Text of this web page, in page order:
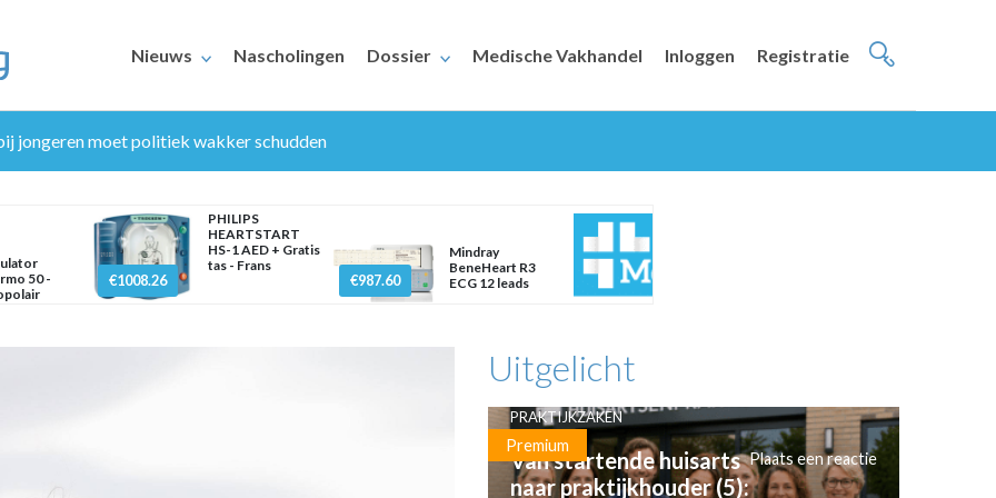
Nieuws Nascholingen Dossier Medische Vakhandel Inloggen Registratie
jongeren moet politiek wakker schudden
50 -
€1008.26
PHILIPS
HEARTSTART
HS-1 AED + Gratis
tas - Frans
€987.60
Mindray
BeneHeart R3
ECG 12 leads
Uitgelicht
Premium
PRAKTIJKZAKEN
Van startende huisarts
naar praktijkhouder (5):
Plaats een reactie